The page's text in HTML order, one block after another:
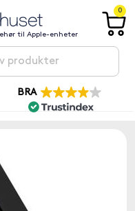
til Apple-enheter
0
BRA